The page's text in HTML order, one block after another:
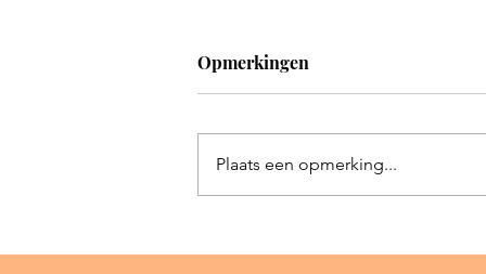
minste van Mijn broeders?
Opmerkingen
Plaats een opmerking...